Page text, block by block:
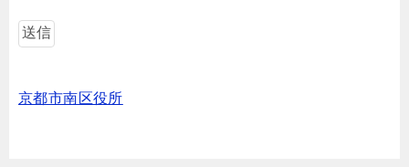
京都市南区役所